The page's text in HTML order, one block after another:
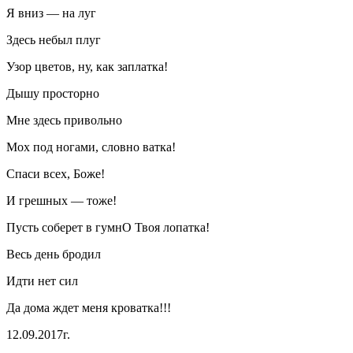
Я вниз — на луг
Здесь небыл плуг
Узор цветов, ну, как заплатка!
Дышу просторно
Мне здесь привольно
Мох под ногами, словно ватка!
Спаси всех, Боже!
И грешных — тоже!
Пусть соберет в гумнО Твоя лопатка!
Весь день бродил
Идти нет сил
Да дома ждет меня кроватка!!!
12.09.2017г.